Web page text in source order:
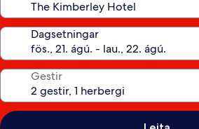
Dagsetningar
Gestir